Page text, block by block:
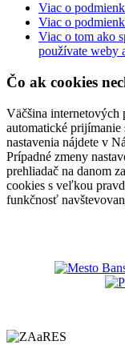
Viac o
Viac o
Viac o tom ako
používate weby
Čo ak cookies
Väčšina internetových
automatické
nastavenia nájdete v
Prípadné zmeny
prehliadač na danom
cookies s veľkou
funkčnosť